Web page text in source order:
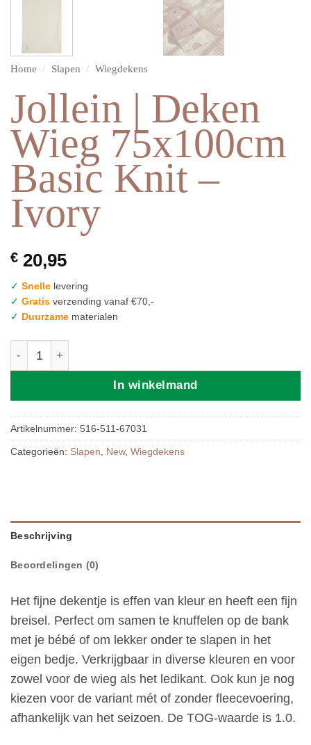
Home / Slapen / Wiegdekens
Jollein | Deken
Wieg 75x100cm
Basic Knit –
Ivory
€ 20,95
✓ Snelle levering
✓ Gratis verzending vanaf €70,-
✓ Duurzame materialen
In winkelmand
Artikelnummer: 516-511-67031
Categorieën: Slapen New, Wiegdekens
Beschrijving
Beoordelingen (0)
Het fijne dekentje is effen van kleur en heeft een fijn
breisel. Perfect om samen te knuffelen op de bank
met je bébé of om lekker onder te slapen in het
eigen bedje. Verkrijgbaar in diverse kleuren en voor
zowel voor de wieg als het ledikant. Ook kun je nog
kiezen voor de variant mét of zonder fleecevoering,
afhankelijk van het seizoen. De TOG-waarde is 1.0.